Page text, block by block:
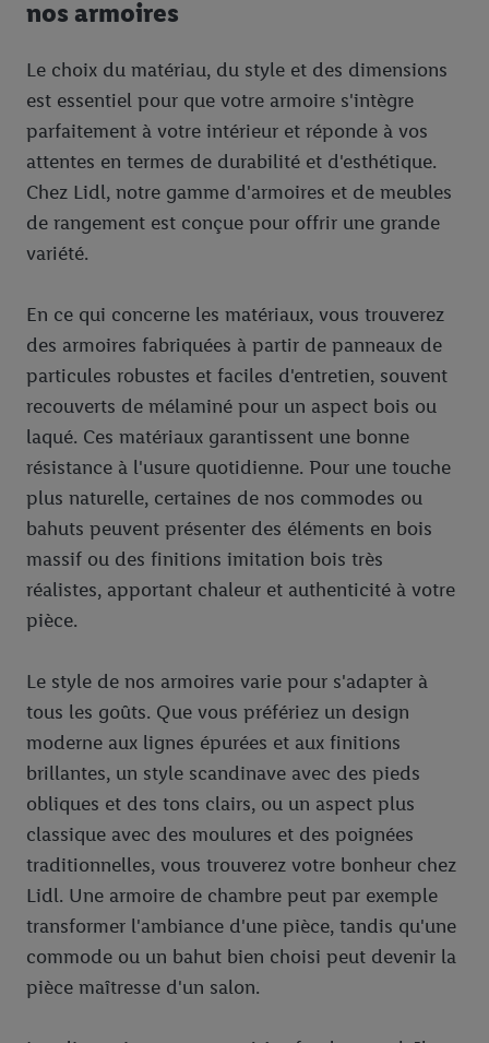
nos armoires
Le choix du matériau, du style et des dimensions
est essentiel pour que votre armoire s'intègre
parfaitement à votre intérieur et réponde à vos
attentes en termes de durabilité et d'esthétique.
Chez Lidl, notre gamme d'armoires et de meubles
de rangement est conçue pour offrir une grande
variété.
En ce qui concerne les matériaux, vous trouverez
des armoires fabriquées à partir de panneaux de
particules robustes et faciles d'entretien, souvent
recouverts de mélaminé pour un aspect bois ou
laqué. Ces matériaux garantissent une bonne
résistance à l'usure quotidienne. Pour une touche
plus naturelle, certaines de nos commodes ou
bahuts peuvent présenter des éléments en bois
massif ou des finitions imitation bois très
réalistes, apportant chaleur et authenticité à votre
pièce.
Le style de nos armoires varie pour s'adapter à
tous les goûts. Que vous préfériez un design
moderne aux lignes épurées et aux finitions
brillantes, un style scandinave avec des pieds
obliques et des tons clairs, ou un aspect plus
classique avec des moulures et des poignées
traditionnelles, vous trouverez votre bonheur chez
Lidl. Une armoire de chambre peut par exemple
transformer l'ambiance d'une pièce, tandis qu'une
commode ou un bahut bien choisi peut devenir la
pièce maîtresse d'un salon.